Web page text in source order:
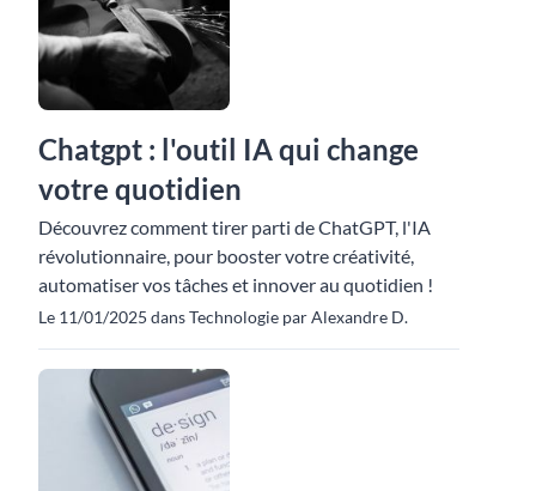
Chatgpt : l'outil IA qui change
votre quotidien
Découvrez comment tirer parti de ChatGPT, l'IA
révolutionnaire, pour booster votre créativité,
automatiser vos tâches et innover au quotidien !
Le 11/01/2025 dans Technologie par Alexandre D.